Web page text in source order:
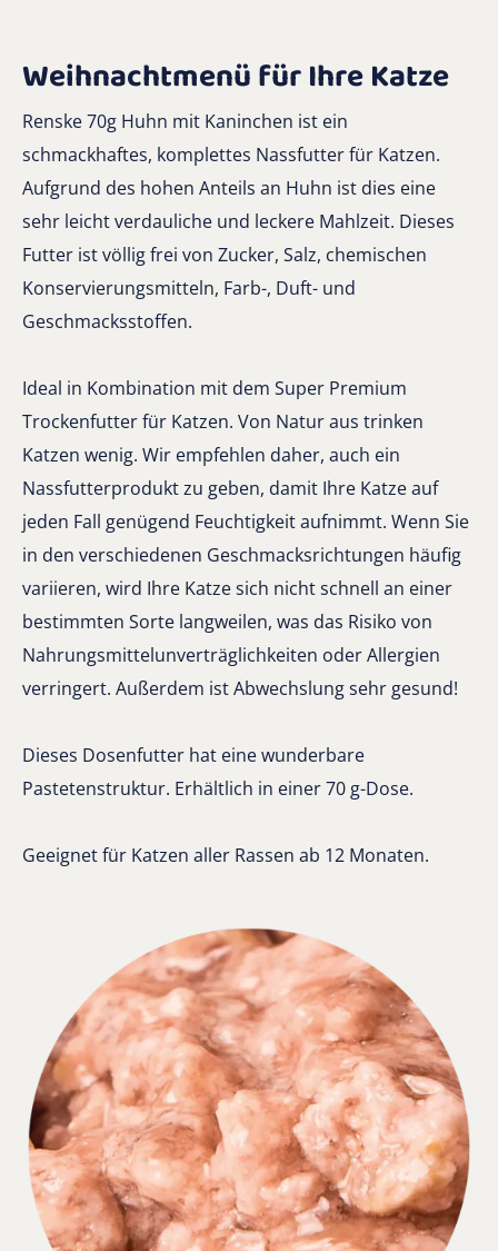
Weihnachtmenü für Ihre Katze
Renske 70g Huhn mit Kaninchen ist ein
schmackhaftes, komplettes Nassfutter für Katzen.
Aufgrund des hohen Anteils an Huhn ist dies eine
sehr leicht verdauliche und leckere Mahlzeit. Dieses
Futter ist völlig frei von Zucker, Salz, chemischen
Konservierungsmitteln, Farb-, Duft- und
Geschmacksstoffen.
Ideal in Kombination mit dem Super Premium
Trockenfutter für Katzen. Von Natur aus trinken
Katzen wenig. Wir empfehlen daher, auch ein
Nassfutterprodukt zu geben, damit Ihre Katze auf
jeden Fall genügend Feuchtigkeit aufnimmt. Wenn Sie
in den verschiedenen Geschmacksrichtungen häufig
variieren, wird Ihre Katze sich nicht schnell an einer
bestimmten Sorte langweilen, was das Risiko von
Nahrungsmittelunverträglichkeiten oder Allergien
verringert. Außerdem ist Abwechslung sehr gesund!
Dieses Dosenfutter hat eine wunderbare
Pastetenstruktur. Erhältlich in einer 70 g-Dose.
Geeignet für Katzen aller Rassen ab 12 Monaten.